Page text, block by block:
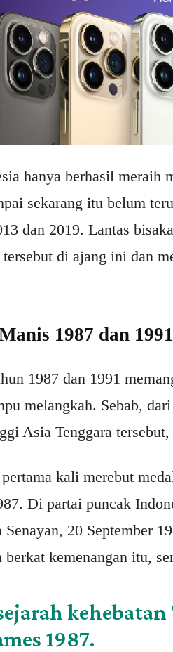
hanya berhasil meraih
sekarang itu belum
dan 2019. Lantas
di ajang ini dan
1987 dan 1991
1987 dan 1991
melangkah. Sebab,
Asia Tenggara
kali merebut
Di partai puncak
Senayan, 20 September
kemenangan itu,
1987.